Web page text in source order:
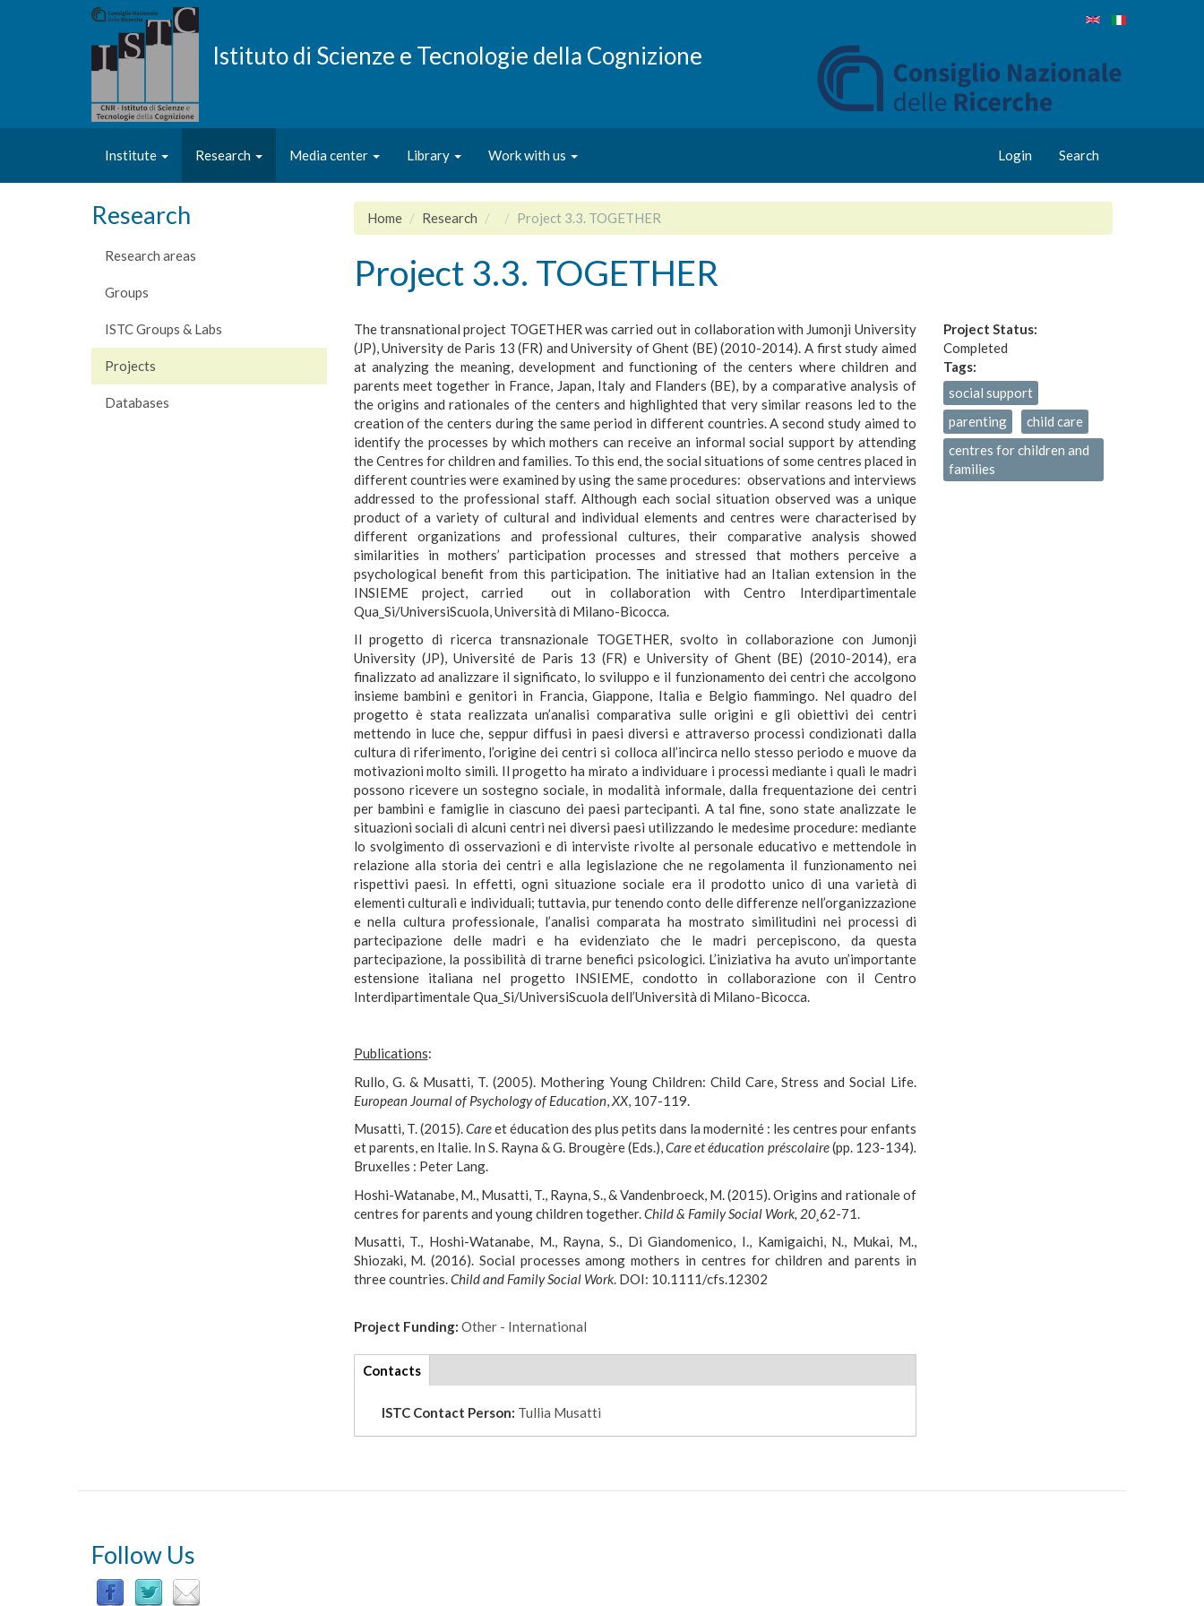
Istituto di Scienze e Tecnologie della Cognizione
Institute Research Media center Library Work with us Login Search
Research
Research areas
Groups
ISTC Groups & Labs
Projects
Databases
Home Research Project 3.3. TOGETHER
Project 3.3. TOGETHER
The transnational project TOGETHER was carried out in collaboration with Jumonji University
(JP), University de Paris 13 (FR) and University of Ghent (BE) (2010-2014). A first study aimed
at analyzing the meaning, development and functioning of the centers where children and
parents meet together in France, Japan, Italy and Flanders (BE), by a comparative analysis of
the origins and rationales of the centers and highlighted that very similar reasons led to the
creation of the centers during the same period in different countries. A second study aimed to
identify the processes by which mothers can receive an informal social support by attending
the Centres for children and families. To this end, the social situations of some centres placed in
different countries were examined by using the same procedures: observations and interviews
addressed to the professional staff. Although each social situation observed was a unique
product of a variety of cultural and individual elements and centres were characterised by
different organizations and professional cultures, their comparative analysis showed
similarities in mothers’ participation processes and stressed that mothers perceive a
psychological benefit from this participation. The initiative had an Italian extension in the
INSIEME project, carried out in collaboration with Centro Interdipartimentale
Qua_Si/UniversiScuola, Università di Milano-Bicocca.
Il progetto di ricerca transnazionale TOGETHER, svolto in collaborazione con Jumonji
University (JP), Université de Paris 13 (FR) e University of Ghent (BE) (2010-2014), era
finalizzato ad analizzare il significato, lo sviluppo e il funzionamento dei centri che accolgono
insieme bambini e genitori in Francia, Giappone, Italia e Belgio fiammingo. Nel quadro del
progetto è stata realizzata un’analisi comparativa sulle origini e gli obiettivi dei centri
mettendo in luce che, seppur diffusi in paesi diversi e attraverso processi condizionati dalla
cultura di riferimento, l’origine dei centri si colloca all’incirca nello stesso periodo e muove da
motivazioni molto simili. Il progetto ha mirato a individuare i processi mediante i quali le madri
possono ricevere un sostegno sociale, in modalità informale, dalla frequentazione dei centri
per bambini e famiglie in ciascuno dei paesi partecipanti. A tal fine, sono state analizzate le
situazioni sociali di alcuni centri nei diversi paesi utilizzando le medesime procedure: mediante
lo svolgimento di osservazioni e di interviste rivolte al personale educativo e mettendole in
relazione alla storia dei centri e alla legislazione che ne regolamenta il funzionamento nei
rispettivi paesi. In effetti, ogni situazione sociale era il prodotto unico di una varietà di
elementi culturali e individuali; tuttavia, pur tenendo conto delle differenze nell’organizzazione
e nella cultura professionale, l’analisi comparata ha mostrato similitudini nei processi di
partecipazione delle madri e ha evidenziato che le madri percepiscono, da questa
partecipazione, la possibilità di trarne benefici psicologici. L’iniziativa ha avuto un’importante
estensione italiana nel progetto INSIEME, condotto in collaborazione con il Centro
Interdipartimentale Qua_Si/UniversiScuola dell’Università di Milano-Bicocca.
Publications:
Rullo, G. & Musatti, T. (2005). Mothering Young Children: Child Care, Stress and Social Life.
European Journal of Psychology of Education, XX, 107-119.
Musatti, T. (2015).Careet éducation des plus petits dans la modernité : les centres pour enfants
et parents, en Italie. In S. Rayna & G. Brougère(Eds.),Care et éducation préscolaire(pp. 123-134).
Bruxelles : Peter Lang.
Hoshi-Watanabe, M., Musatti, T., Rayna, S., & Vandenbroeck, M. (2015). Origins and rationale of
centres for parents and young children together. Child & Family Social Work, 20¸ 62-71.
Musatti, T., Hoshi-Watanabe, M., Rayna, S., Di Giandomenico, I., Kamigaichi, N., Mukai, M.,
Shiozaki, M. (2016). Social processes among mothers in centres for children and parents in
three countries.Child and Family Social Work. DOI: 10.1111/cfs.12302
Project Funding: Other - International
tabs
Contacts(active
tab)
ISTC Contact Person: Tullia Musatti
Project Status:
Completed
Tags:
social support
parenting
child care
centres for children and
families
Follow Us